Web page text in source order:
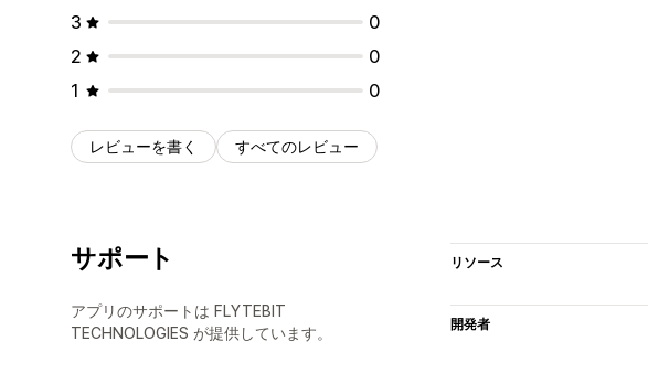
3
0
2
0
1
0
レビューを書く すべてのレビュー
サポート
アプリのサポートは FLYTEBIT
TECHNOLOGIES が提供しています。
リソース
開発者